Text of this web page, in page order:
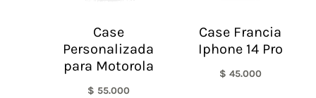
Case
Personalizada
para Motorola
$ 55.000
Case Francia
Iphone 14 Pro
$ 45.000